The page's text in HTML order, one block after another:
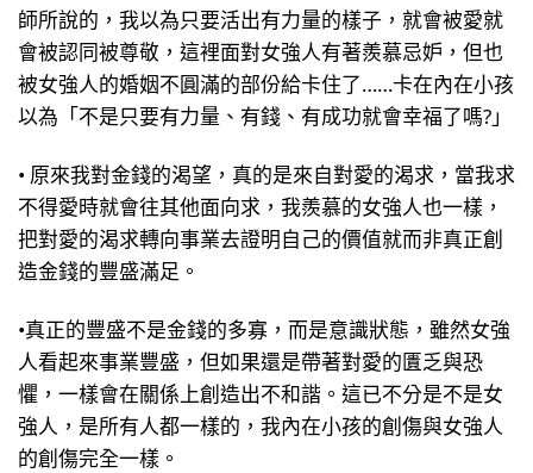
師所說的，我以為只要活出有力量的樣子，就會被愛就
會被認同被尊敬，這裡面對女強人有著羨慕忌妒，但也
被女強人的婚姻不圓滿的部份給卡住了……卡在內在小孩
以為「不是只要有力量、有錢、有成功就會幸福了嗎?」
• 原來我對金錢的渴望，真的是來自對愛的渴求，當我求
不得愛時就會往其他面向求，我羨慕的女強人也一樣，
把對愛的渴求轉向事業去證明自己的價值就而非真正創
造金錢的豐盛滿足。
•真正的豐盛不是金錢的多寡，而是意識狀態，雖然女強
人看起來事業豐盛，但如果還是帶著對愛的匱乏與恐
懼，一樣會在關係上創造出不和諧。這已不分是不是女
強人，是所有人都一樣的，我內在小孩的創傷與女強人
的創傷完全一樣。